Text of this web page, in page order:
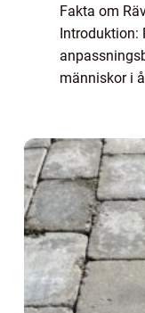
Fakta om
Introduktion:
människor i